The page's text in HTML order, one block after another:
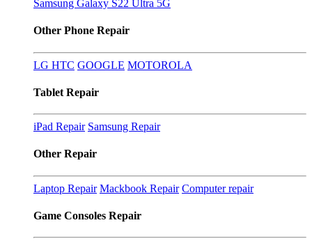
Samsung Galaxy S22 Ultra 5G
Other Phone Repair
LG HTC GOOGLE MOTOROLA
Tablet Repair
iPad Repair Samsung Repair
Other Repair
Laptop Repair Mackbook Repair Computer repair
Game Consoles Repair